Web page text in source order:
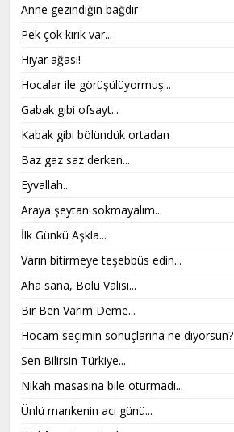
Anne gezindiğin bağdır
Pek çok kırık var...
Hıyar ağası!
Hocalar ile görüşülüyormuş...
Gabak gibi ofsayt...
Kabak gibi bölündük ortadan
Baz gaz saz derken...
Eyvallah...
Araya şeytan sokmayalım...
İlk Günkü Aşkla...
Varın bitirmeye teşebbüs edin...
Aha sana, Bolu Valisi...
Bir Ben Varım Deme...
Hocam seçimin sonuçlarına ne diyorsun?
Sen Bilirsin Türkiye...
Nikah masasına bile oturmadı...
Ünlü mankenin acı günü...